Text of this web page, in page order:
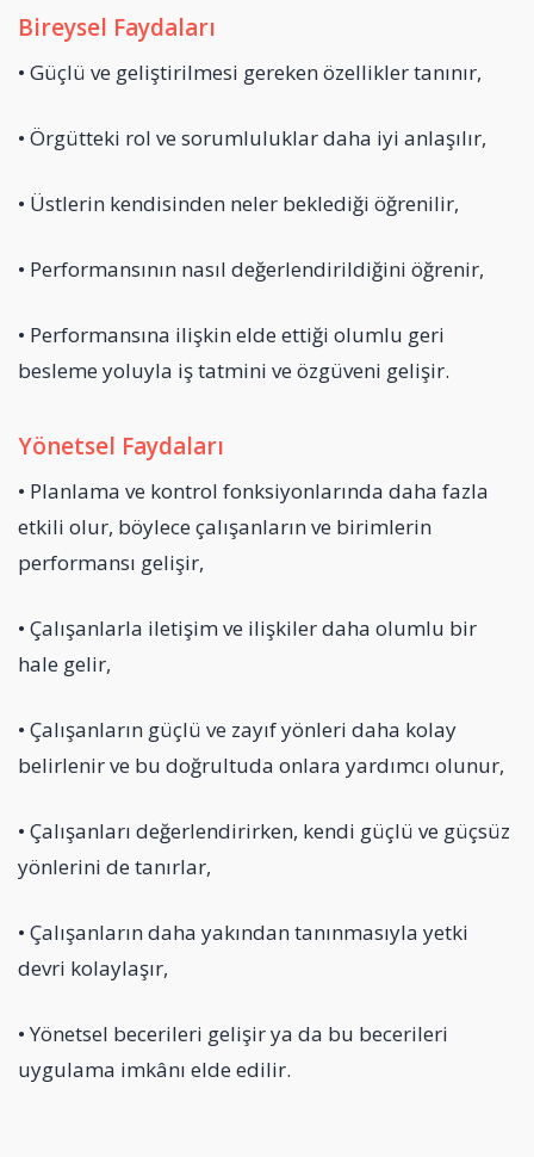
Bireysel Faydaları
• Güçlü ve geliştirilmesi gereken özellikler tanınır,
• Örgütteki rol ve sorumluluklar daha iyi anlaşılır,
• Üstlerin kendisinden neler beklediği öğrenilir,
• Performansının nasıl değerlendirildiğini öğrenir,
• Performansına ilişkin elde ettiği olumlu geri
besleme yoluyla iş tatmini ve özgüveni gelişir.
Yönetsel Faydaları
• Planlama ve kontrol fonksiyonlarında daha fazla
etkili olur, böylece çalışanların ve birimlerin
performansı gelişir,
• Çalışanlarla iletişim ve ilişkiler daha olumlu bir
hale gelir,
• Çalışanların güçlü ve zayıf yönleri daha kolay
belirlenir ve bu doğrultuda onlara yardımcı olunur,
• Çalışanları değerlendirirken, kendi güçlü ve güçsüz
yönlerini de tanırlar,
• Çalışanların daha yakından tanınmasıyla yetki
devri kolaylaşır,
• Yönetsel becerileri gelişir ya da bu becerileri
uygulama imkânı elde edilir.